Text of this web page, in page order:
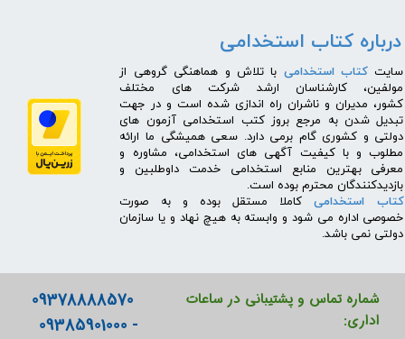
درباره کتاب استخدامی
​سایت کتاب استخدامی با تلاش و هماهنگی گروهی از
مولفین، کارشناسان ارشد شرکت های مختلف
کشور، مدیران و ناشران راه اندازی شده است و در جهت
تبدیل شدن به مرجع بروز کتب استخدامی آزمون های
دولتی و کشوری گام برمی دارد. سعی همیشگی ما ارائه
مطلوب و با کیفیت آگهی های استخدامی، مشاوره و
معرفی بهترین منابع استخدامی خدمت داوطلبین و
بازدیدکنندگان محترم بوده است.
کتاب استخدامیکاملا مستقل بوده و به صورت
خصوصی اداره می شود و وابسته به هیچ نهاد و یا سازمان
دولتی نمی باشد.
شماره تماس و پشتیبانی در ساعات
اداری:
09378888570
- 09385901000